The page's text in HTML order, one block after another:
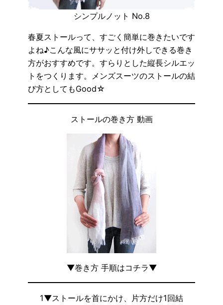
シンプルノット No.8
春夏ストールって、すごく簡単に巻きたいです
よね♪こんな風にササッと付け外しできる巻き
方がおすすめです。すらりとした縦長シルエッ
トをつくります。メンズスーツのストールの結
び方としてもGood☆
ストールの巻き方 動画
▼巻き方 手順はコチラ▼
1▼ストールを首にかけ、片方だけ1回結